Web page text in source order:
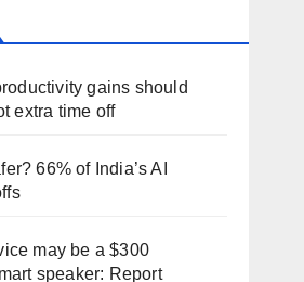
gains should
extra time off
66% of India’s AI
may be a $300
speaker: Report